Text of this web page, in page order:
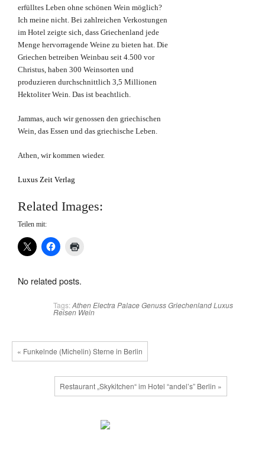
erfülltes Leben ohne schönen Wein möglich?
Ich meine nicht. Bei zahlreichen Verkostungen
im Hotel zeigte sich, dass Griechenland jede
Menge hervorragende Weine zu bieten hat. Die
Griechen betreiben Weinbau seit 4.500 vor
Christus, haben 300 Weinsorten und
produzieren durchschnittlich 3,5 Millionen
Hektoliter Wein. Das ist beachtlich.
Jammas, auch wir genossen den griechischen
Wein, das Essen und das griechische Leben.
Athen, wir kommen wieder.
Luxus Zeit Verlag
Related Images:
Teilen mit:
No related posts.
Tags: AthenElectra PalaceGenussGriechenlandLuxus
Reisen Wein
« Funkelnde (Michelin) Sterne in Berlin
Restaurant „Skykitchen“ im Hotel “andel’s” Berlin »